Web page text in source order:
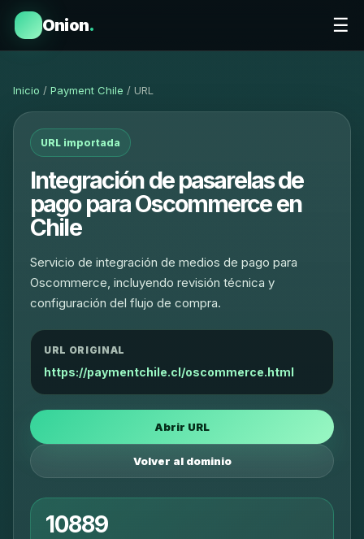
Onion. ☰
Inicio / Payment Chile / URL
URL importada
Integración de pasarelas de
pago para Oscommerce en
Chile
Servicio de integración de medios de pago para
Oscommerce, incluyendo revisión técnica y
configuración del flujo de compra.
URL ORIGINAL
https://paymentchile.cl/oscommerce.html
Abrir URL
Volver al dominio
10889